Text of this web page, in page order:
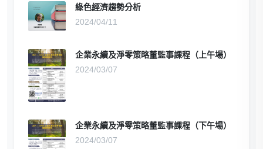
綠色經濟趨勢分析
2024/04/11
企業永續及淨零策略董監事課程（上午場）
2024/03/07
企業永續及淨零策略董監事課程（下午場）
2024/03/07